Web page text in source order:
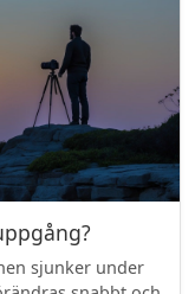
sjunker under